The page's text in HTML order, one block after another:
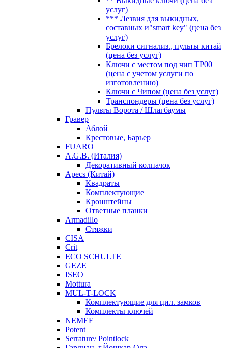
услуг)
*** Лезвия для выкидных,
составных и"smart key" (цена без
услуг)
Брелоки сигнализ., пульты китай
(цена без услуг)
Ключи с местом под чип TP00
(цена с учетом услуги по
изготовлению)
Ключи с Чипом (цена без услуг)
Транспондеры (цена без услуг)
Пульты Ворота / Шлагбаумы
Гравер
Аблой
Крестовые, Барьер
FUARO
A.G.B. (Италия)
Декоративный колпачок
Apecs (Китай)
Квадраты
Комплектующие
Кронштейны
Ответные планки
Armadillo
Стяжки
CISA
Crit
ECO SCHULTE
GEZE
ISEO
Mottura
MUL-T-LOCK
Комплектующие для цил. замков
Комплекты ключей
NEMEF
Potent
Serrature/ Pointlock